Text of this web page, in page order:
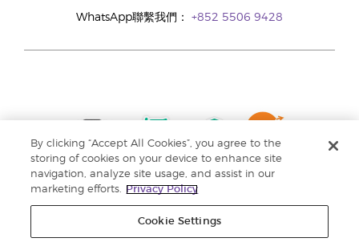
WhatsApp聯繫我們： +852 5506 9428
By clicking “Accept All Cookies”, you agree to the
storing of cookies on your device to enhance site
navigation, analyze site usage, and assist in our
marketing efforts.
Privacy Policy
Cookie Settings